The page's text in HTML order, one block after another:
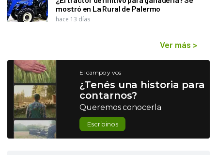
mostró en La Rural de Palermo
hace 13 días
Ver más >
El campo y vos
¿Tenés una historia para
contarnos?
Queremos conocerla
Escribinos